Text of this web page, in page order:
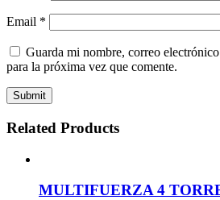
Email *
Guarda mi nombre, correo
para la próxima vez que comente.
Related Products
MULTIFUERZA 4